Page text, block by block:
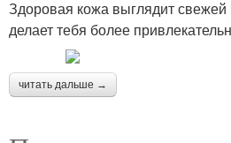
Здоровая кожа выглядит свежей
делает тебя более
читать дальше →